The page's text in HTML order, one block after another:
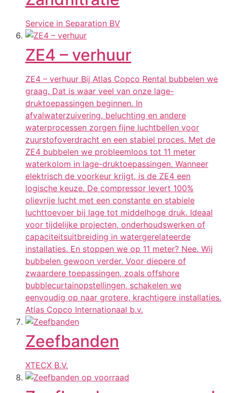
Service in Separation BV
ZE4 – verhuur
ZE4 – verhuur Bij Atlas Copco Rental bubbelen we
graag. Dat is waar veel van onze lage-
druktoepassingen beginnen. In
afvalwaterzuivering, beluchting en andere
waterprocessen zorgen fijne luchtbellen voor
zuurstofoverdracht en een stabiel proces. Met de
ZE4 bubbelen we probleemloos tot 11 meter
waterkolom in lage-druktoepassingen. Wanneer
elektrisch de voorkeur krijgt, is de ZE4 een
logische keuze. De compressor levert 100%
olievrije lucht met een constante en stabiele
luchttoevoer bij lage tot middelhoge druk. Ideaal
voor tijdelijke projecten, onderhoudswerken of
capaciteitsuitbreiding in watergerelateerde
installaties. En stoppen we op 11 meter? Nee. Wij
bubbelen gewoon verder. Voor diepere of
zwaardere toepassingen, zoals offshore
bubblecurtainopstellingen, schakelen we
eenvoudig op naar grotere, krachtigere installaties.
Atlas Copco Internationaal b.v.
Zeefbanden
XTECX B.V.